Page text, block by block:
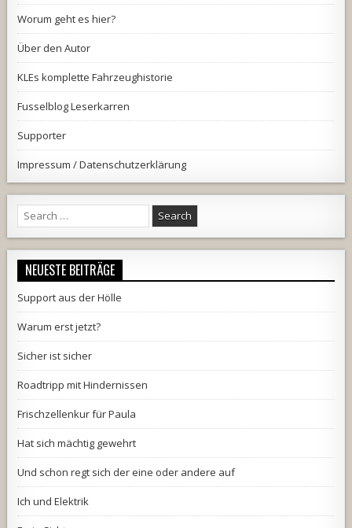
Worum geht es hier?
Über den Autor
KLEs komplette Fahrzeughistorie
Fusselblog Leserkarren
Supporter
Impressum / Datenschutzerklärung
Search
for:
NEUESTE BEITRÄGE
Support aus der Hölle
Warum erst jetzt?
Sicher ist sicher
Roadtripp mit Hindernissen
Frischzellenkur für Paula
Hat sich mächtig gewehrt
Und schon regt sich der eine oder andere auf
Ich und Elektrik